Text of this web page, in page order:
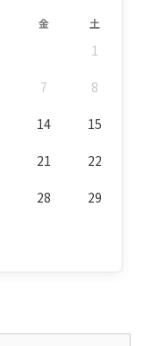
金 土
1
7 8
14 15
21 22
28 29